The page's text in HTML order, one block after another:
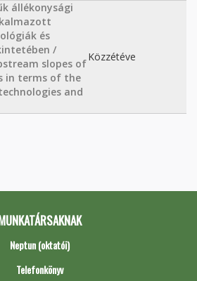
állékonysági
és
/
slopes of
in terms of the
and
Közzétéve
Neptun (oktatói)
Telefonkönyv